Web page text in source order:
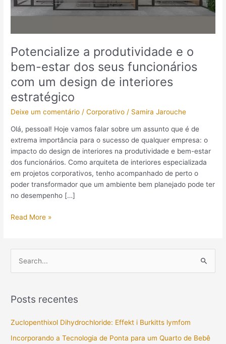
Potencialize a produtividade e o
bem-estar dos seus funcionários
com um design de interiores
estratégico
Deixe um comentário /Corporativo / Samira Jarouche
Olá, pessoal! Hoje vamos falar sobre um assunto que é de
extrema importância para o sucesso de qualquer empresa: o
impacto do design de interiores na produtividade e bem-estar
dos funcionários. Como arquiteta de interiores especializada
em projetos corporativos, tenho acompanhado de perto o
poder transformador que um ambiente bem planejado pode ter
no desempenho […]
dos
um
design
interiores
estratégico
Read More »
qPosts recentes
Zuclopenthixol Dihydrochloride: Effekt i Burkitts lymfom
Incorporando a Tecnologia de Ponta para um Quarto de Bebê